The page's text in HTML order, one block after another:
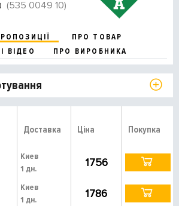
(535 0049 10)
ПРО ТОВАР
ВІДЕО
ПРО ВИРОБНИКА
Доставка Ціна Покупка
Киев
1 дн.
1756
Киев
1 дн.
1786